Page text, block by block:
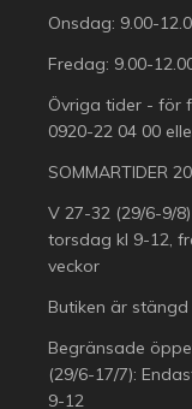
Onsdag: 9.00-
Fredag: 9.00-
Övriga tider - för
0920-22 04 00
SOMMARTIDER
V 27-32 (29/6-9/
torsdag kl 9-12,
veckor
Butiken är stängd
Begränsade
(29/6-17/7):
9-12